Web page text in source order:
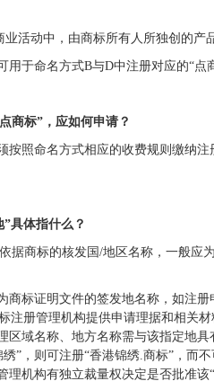
活动中，由商标所有人所独创的产
于命名方式B与D中注册对应的“点
商标”，应如何申请？
按照命名方式相应的收费规则缴纳
具体指什么？
据商标的核发国/地区名称，一般应
商标证明文件的签发地名称，如注
注册管理机构提供申请理据和相关
区域名称、地方名称需与该指定地
”，则可注册“香港锦绣.商标”，而
机构有独立裁量权决定是否批准该